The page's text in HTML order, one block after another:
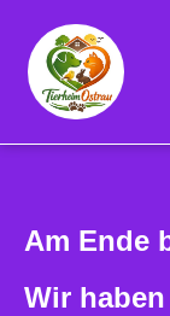
Am Ende
Wir